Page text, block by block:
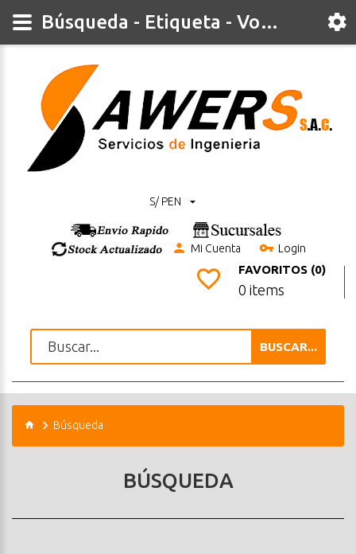
S/ PEN
Mi Cuenta Login
FAVORITOS (0)
0 items
BUSCAR...
Búsqueda
BÚSQUEDA
Búsqueda - Etiqueta - Voltimetro